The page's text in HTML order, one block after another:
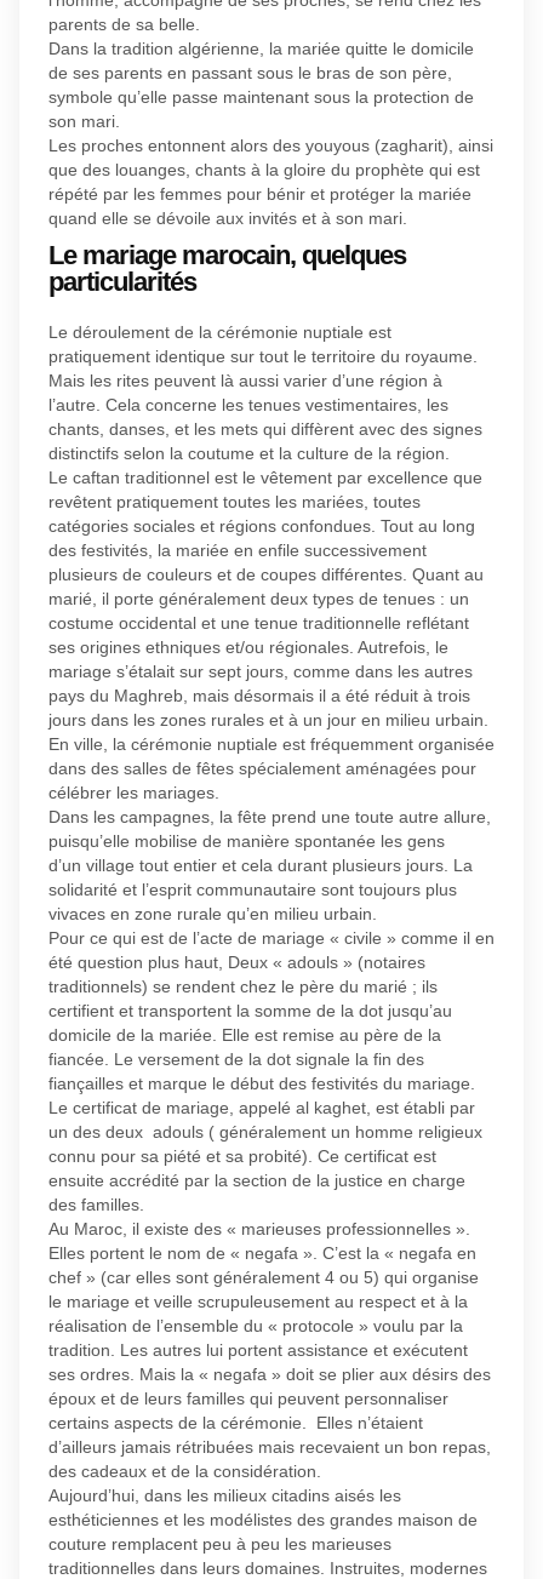
parents de sa belle.
Dans la tradition algérienne, la mariée quitte le domicile
de ses parents en passant sous le bras de son père,
symbole qu’elle passe maintenant sous la protection de
son mari.
Les proches entonnent alors des youyous (zagharit), ainsi
que des louanges, chants à la gloire du prophète qui est
répété par les femmes pour bénir et protéger la mariée
quand elle se dévoile aux invités et à son mari.
Le mariage marocain, quelques
particularités
Le déroulement de la cérémonie nuptiale est
pratiquement identique sur tout le territoire du royaume.
Mais les rites peuvent là aussi varier d’une région à
l’autre. Cela concerne les tenues vestimentaires, les
chants, danses, et les mets qui diffèrent avec des signes
distinctifs selon la coutume et la culture de la région.
Le caftan traditionnel est le vêtement par excellence que
revêtent pratiquement toutes les mariées, toutes
catégories sociales et régions confondues. Tout au long
des festivités, la mariée en enfile successivement
plusieurs de couleurs et de coupes différentes. Quant au
marié, il porte généralement deux types de tenues : un
costume occidental et une tenue traditionnelle reflétant
ses origines ethniques et/ou régionales. Autrefois, le
mariage s’étalait sur sept jours, comme dans les autres
pays du Maghreb, mais désormais il a été réduit à trois
jours dans les zones rurales et à un jour en milieu urbain.
En ville, la cérémonie nuptiale est fréquemment organisée
dans des salles de fêtes spécialement aménagées pour
célébrer les mariages.
Dans les campagnes, la fête prend une toute autre allure,
puisqu’elle mobilise de manière spontanée les gens
d’un village tout entier et cela durant plusieurs jours. La
solidarité et l’esprit communautaire sont toujours plus
vivaces en zone rurale qu’en milieu urbain.
Pour ce qui est de l’acte de mariage « civile » comme il en
été question plus haut, Deux « adouls » (notaires
traditionnels) se rendent chez le père du marié ; ils
certifient et transportent la somme de la dot jusqu’au
domicile de la mariée. Elle est remise au père de la
fiancée. Le versement de la dot signale la fin des
fiançailles et marque le début des festivités du mariage.
Le certificat de mariage, appelé al kaghet, est établi par
un des deux adouls ( généralement un homme religieux
connu pour sa piété et sa probité). Ce certificat est
ensuite accrédité par la section de la justice en charge
des familles.
Au Maroc, il existe des « marieuses professionnelles ».
Elles portent le nom de « negafa ». C’est la « negafa en
chef » (car elles sont généralement 4 ou 5) qui organise
le mariage et veille scrupuleusement au respect et à la
réalisation de l’ensemble du « protocole » voulu par la
tradition. Les autres lui portent assistance et exécutent
ses ordres. Mais la « negafa » doit se plier aux désirs des
époux et de leurs familles qui peuvent personnaliser
certains aspects de la cérémonie. Elles n’étaient
d’ailleurs jamais rétribuées mais recevaient un bon repas,
des cadeaux et de la considération.
Aujourd’hui, dans les milieux citadins aisés les
esthéticiennes et les modélistes des grandes maison de
couture remplacent peu à peu les marieuses
traditionnelles dans leurs domaines. Instruites, modernes